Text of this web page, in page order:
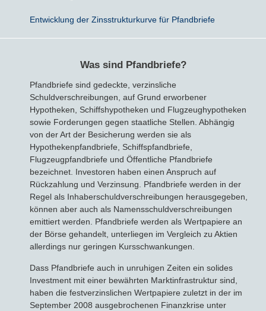
Kombigeld
Broker mit Zinsen
Robo-Advisor
Depotwechsel
Fremdwährungskonto
Crowdinvesting
P2P-Kredite
Lexikon
Zinsradar
Impressum
Datenschutz
Newsletter
Entwicklung der Zinsstrukturkurve für Pfandbriefe
Was sind Pfandbriefe?
Pfandbriefe sind gedeckte, verzinsliche
Schuldverschreibungen, auf Grund erworbener
Hypotheken, Schiffshypotheken und Flugzeughypotheken
sowie Forderungen gegen staatliche Stellen. Abhängig
von der Art der Besicherung werden sie als
Hypothekenpfandbriefe, Schiffspfandbriefe,
Flugzeugpfandbriefe und Öffentliche Pfandbriefe
bezeichnet. Investoren haben einen Anspruch auf
Rückzahlung und Verzinsung. Pfandbriefe werden in der
Regel als Inhaberschuldverschreibungen herausgegeben,
können aber auch als Namensschuldverschreibungen
emittiert werden. Pfandbriefe werden als Wertpapiere an
der Börse gehandelt, unterliegen im Vergleich zu Aktien
allerdings nur geringen Kursschwankungen.
Dass Pfandbriefe auch in unruhigen Zeiten ein solides
Investment mit einer bewährten Marktinfrastruktur sind,
haben die festverzinslichen Wertpapiere zuletzt in der im
September 2008 ausgebrochenen Finanzkrise unter